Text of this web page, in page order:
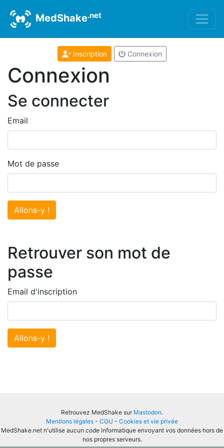
MedShake.net
Inscription Connexion
Connexion
Se connecter
Email
Mot de passe
Allons-y !
Retrouver son mot de
passe
Email d'inscription
Allons-y !
Retrouvez MedShake sur Mastodon.
Mentions légales - CGU - Cookies et vie privée
MedShake.net n'utilise aucun code informatique envoyant vos données hors de
nos propres serveurs.